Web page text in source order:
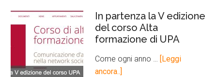
In partenza la V edizione
del corso Alta
formazione di UPA
Come ogni anno …
[Leggi
ancora..]